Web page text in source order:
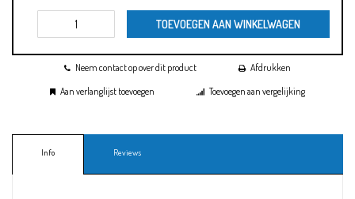
TOEVOEGEN AAN WINKELWAGEN
Neem contact op over dit product
Afdrukken
Aan verlanglijst toevoegen
Toevoegen aan vergelijking
Info Reviews